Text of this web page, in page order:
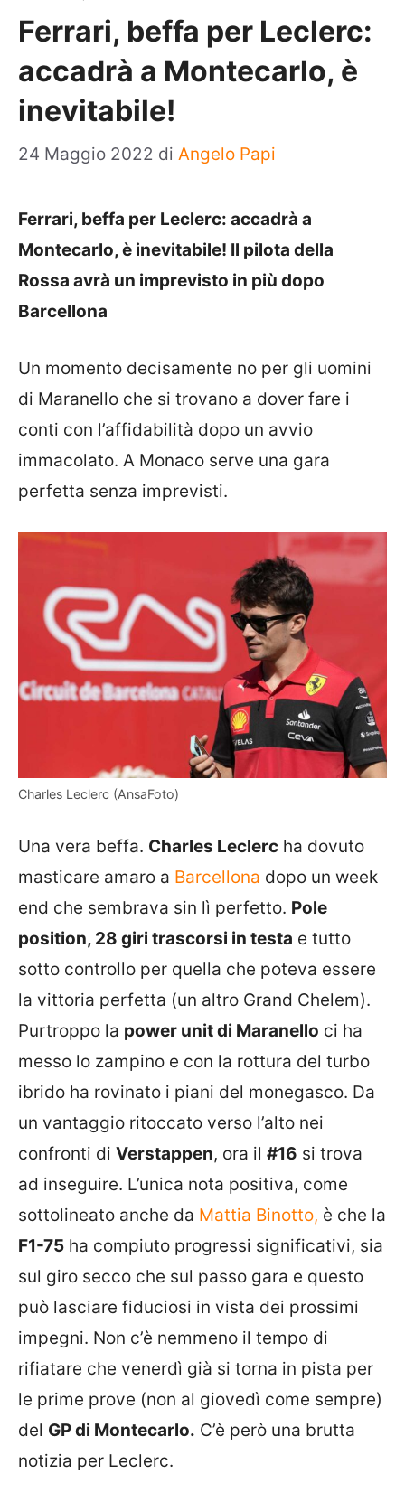
Ferrari, beffa per Leclerc:
accadrà a Montecarlo, è
inevitabile!
24 Maggio 2022 di Angelo Papi
Ferrari, beffa per Leclerc: accadrà a
Montecarlo, è inevitabile! Il pilota della
Rossa avrà un imprevisto in più dopo
Barcellona
Un momento decisamente no per gli uomini
di Maranello che si trovano a dover fare i
conti con l’affidabilità dopo un avvio
immacolato. A Monaco serve una gara
perfetta senza imprevisti.
Charles Leclerc (AnsaFoto)
Una vera beffa. Charles Leclerc ha dovuto
masticare amaro a Barcellona dopo un week
end che sembrava sin lì perfetto. Pole
position, 28 giri trascorsi in testa e tutto
sotto controllo per quella che poteva essere
la vittoria perfetta (un altro Grand Chelem).
Purtroppo la power unit di Maranello ci ha
messo lo zampino e con la rottura del turbo
ibrido ha rovinato i piani del monegasco. Da
un vantaggio ritoccato verso l’alto nei
confronti di Verstappen, ora il #16 si trova
ad inseguire. L’unica nota positiva, come
sottolineato anche da Mattia Binotto, è che la
F1-75 ha compiuto progressi significativi, sia
sul giro secco che sul passo gara e questo
può lasciare fiduciosi in vista dei prossimi
impegni. Non c’è nemmeno il tempo di
rifiatare che venerdì già si torna in pista per
le prime prove (non al giovedì come sempre)
del GP di Montecarlo. C’è però una brutta
notizia per Leclerc.